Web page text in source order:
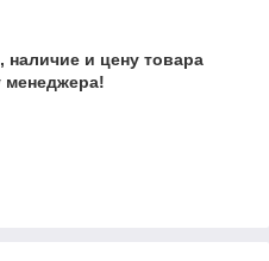
наличие и цену товара
менеджера!